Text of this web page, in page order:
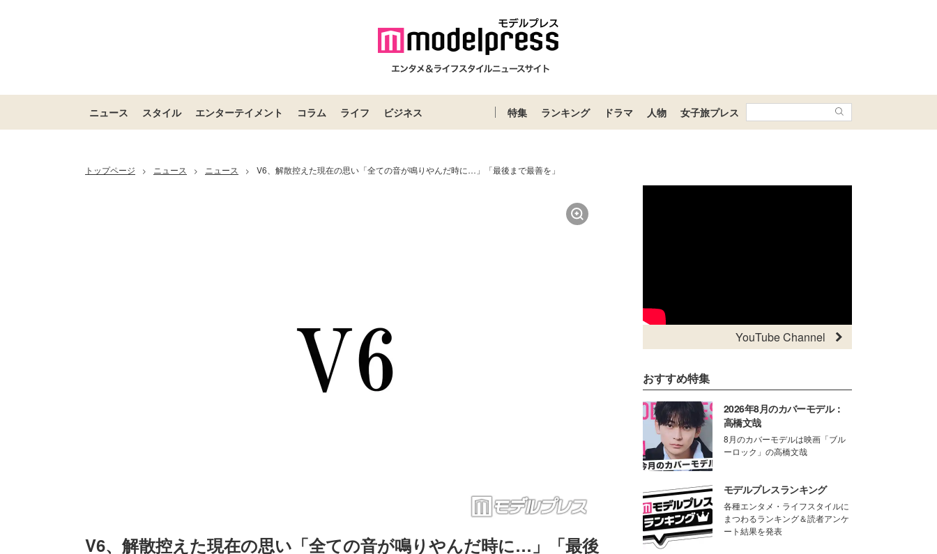
ニュース スタイル エンターテイメント コラム ライフ ビジネス 特集 ランキング ドラマ 人物 女子旅プレス
トップページ > ニュース > ニュース > V6、解散控えた現在の思い「全ての音が鳴りやんだ時に…」「最後まで最善を」
V6、解散控えた現在の思い「全ての音が鳴りやんだ時に…」「最後
YouTube Channel
おすすめ特集
2026年8月のカバーモデル：
高橋文哉
8月のカバーモデルは映画「ブル
ーロック」の高橋文哉
モデルプレスランキング
各種エンタメ・ライフスタイルに
まつわるランキング＆読者アンケ
ート結果を発表